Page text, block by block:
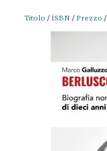
Titolo /ISBN /Prezzo /